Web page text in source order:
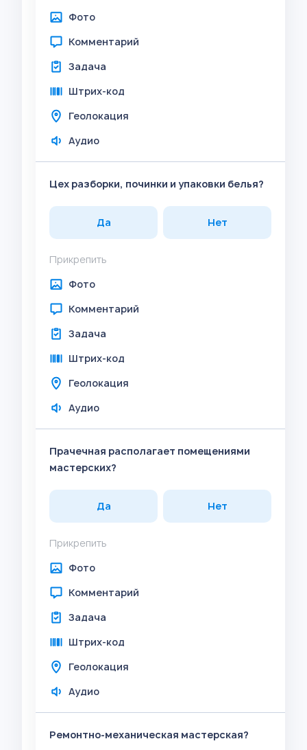
Фото
Комментарий
Задача
Штрих-код
Геолокация
Аудио
Цех разборки, починки и упаковки белья?
Да Нет
Прикрепить
Фото
Комментарий
Задача
Штрих-код
Геолокация
Аудио
Прачечная располагает помещениями
мастерских?
Да Нет
Прикрепить
Фото
Комментарий
Задача
Штрих-код
Геолокация
Аудио
Ремонтно-механическая мастерская?